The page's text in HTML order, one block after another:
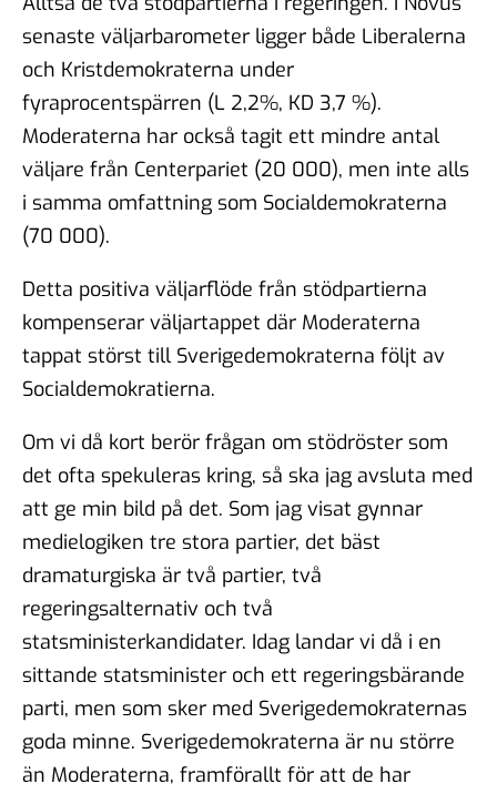
senaste väljarbarometer ligger både Liberalerna
och Kristdemokraterna under
fyraprocentspärren (L 2,2%, KD 3,7 %).
Moderaterna har också tagit ett mindre antal
väljare från Centerpariet (20 000), men inte alls
i samma omfattning som Socialdemokraterna
(70 000).
Detta positiva väljarflöde från stödpartierna
kompenserar väljartappet där Moderaterna
tappat störst till Sverigedemokraterna följt av
Socialdemokratierna.
Om vi då kort berör frågan om stödröster som
det ofta spekuleras kring, så ska jag avsluta med
att ge min bild på det. Som jag visat gynnar
medielogiken tre stora partier, det bäst
dramaturgiska är två partier, två
regeringsalternativ och två
statsministerkandidater. Idag landar vi då i en
sittande statsminister och ett regeringsbärande
parti, men som sker med Sverigedemokraternas
goda minne. Sverigedemokraterna är nu större
än Moderaterna, framförallt för att de har